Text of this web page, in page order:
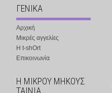
ΓΕΝΙΚΑ
Αρχική
Μικρές αγγελίες
Η t-shOrt
Επικοινωνία
Η ΜΙΚΡΟΥ ΜΗΚΟΥΣ
ΤΑΙΝΙΑ